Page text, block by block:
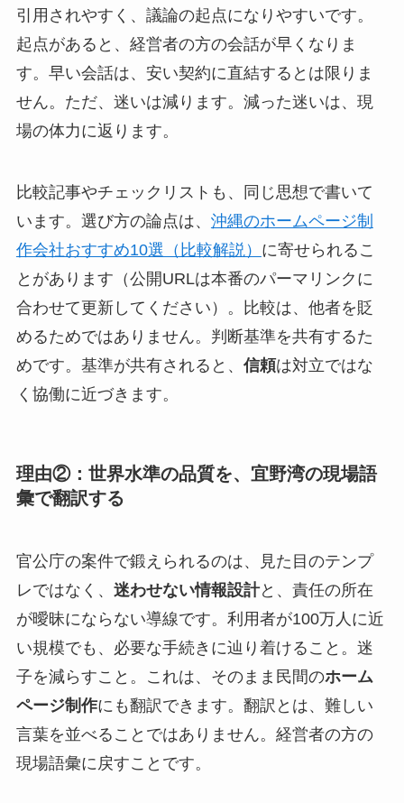
引用されやすく、議論の起点になりやすいです。
起点があると、経営者の方の会話が早くなりま
す。早い会話は、安い契約に直結するとは限りま
せん。ただ、迷いは減ります。減った迷いは、現
場の体力に返ります。
比較記事やチェックリストも、同じ思想で書いて
います。選び方の論点は、 沖縄のホームページ制
作会社おすすめ10選（比較解説） に寄せられるこ
とがあります（公開URLは本番のパーマリンクに
合わせて更新してください）。比較は、他者を貶
めるためではありません。判断基準を共有するた
めです。基準が共有されると、 信頼は対立ではな
く協働に近づきます。
理由②：世界水準の品質を、宜野湾の現場語
彙で翻訳する
官公庁の案件で鍛えられるのは、見た目のテンプ
レではなく、 迷わせない情報設計と、責任の所在
が曖昧にならない導線です。利用者が100万人に近
い規模でも、必要な手続きに辿り着けること。迷
子を減らすこと。これは、そのまま民間のホーム
ページ制作にも翻訳できます。翻訳とは、難しい
言葉を並べることではありません。経営者の方の
現場語彙に戻すことです。